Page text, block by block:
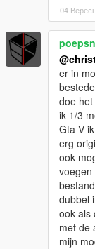
04
er in
doe
ik 1/3
Gta V
erg
ook
voegen
dubbel
ook als
met de
mijn